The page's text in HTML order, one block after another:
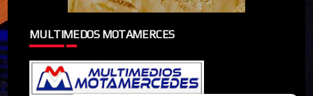
MULTIMEDOS MOTAMERCES